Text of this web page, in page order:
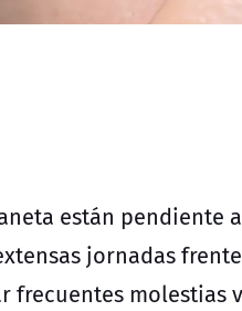
están pendiente
jornadas
molestias